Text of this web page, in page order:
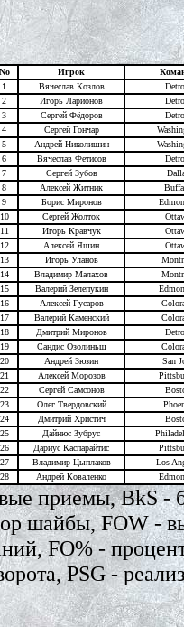
No Игрок
1
Вячеслав Козлов
2
Игорь Ларионов
3
Сергей Фёдоров
4
Сергей Гончар
5
Андрей Николишин
6
Вячеслав Фетисов
7
Сергей Зубов
8
Алексей Житник
9
Борис Миронов
10
Сергей Жолток
11
Игорь Кравчук
12
Алексей Яшин
13
Игорь Уланов
14
Владимир Малахов
15
Валерий Зелепукин
16
Алексей Гусаров
17
Валерий Каменский
18
Дмитрий Миронов
19
Сандис Озолиньш
20
Андрей Зюзин
San
21
Алексей Морозов
22
Сергей Самсонов
23
Олег Твердовский
24 Дмитрий Христич
25
Дайнюс Зубрус
26
Дариус Каспарайтис
27
Владимир Цыплаков
Los
28
Андрей Коваленко
приемы, BkS -
шайбы, FOW -
FO% -
PSG -